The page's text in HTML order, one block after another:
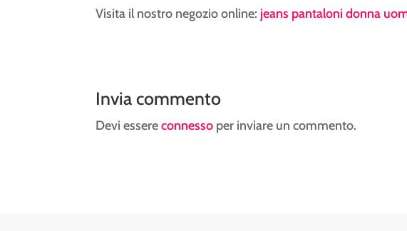
Visita il nostro negozio online: jeans pantaloni donna
Invia commento
Devi essereconnesso per inviare un commento.